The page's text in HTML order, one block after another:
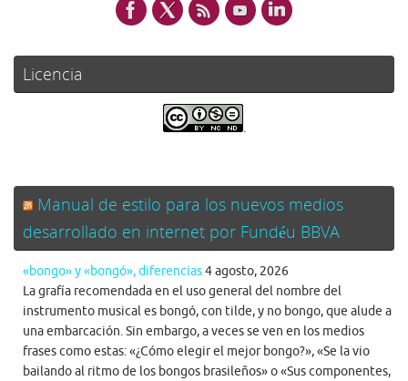
Licencia
.
Manual de estilo para los nuevos medios
desarrollado en internet por Fundéu BBVA
«bongo» y «bongó», diferencias4 agosto, 2026
La grafía recomendada en el uso general del nombre del
instrumento musical es bongó, con tilde, y no bongo, que alude a
una embarcación. Sin embargo, a veces se ven en los medios
frases como estas: «¿Cómo elegir el mejor bongo?», «Se la vio
bailando al ritmo de los bongos brasileños» o «Sus componentes,